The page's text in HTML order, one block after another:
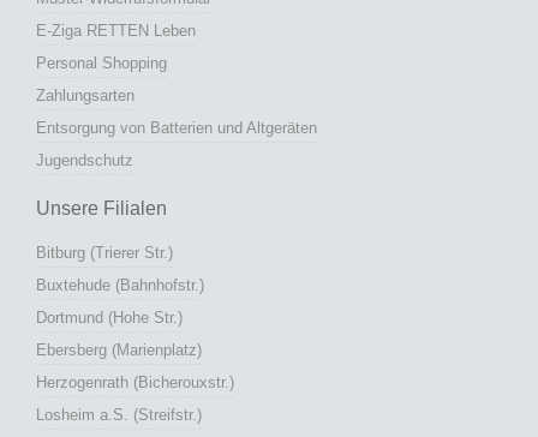
E-Ziga RETTEN Leben
Personal Shopping
Zahlungsarten
Entsorgung von Batterien und Altgeräten
Jugendschutz
Unsere Filialen
Bitburg (Trierer Str.)
Buxtehude (Bahnhofstr.)
Dortmund (Hohe Str.)
Ebersberg (Marienplatz)
Herzogenrath (Bicherouxstr.)
Losheim a.S. (Streifstr.)